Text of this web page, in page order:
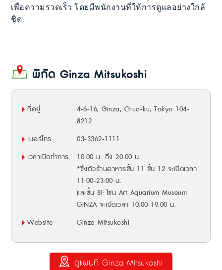
เพื่อความรวดเร็ว โดยมีพนักงานที่ให้การดูแลอย่างใกล้
ชิด
พิกัด Ginza Mitsukoshi
ที่อยู่
4-6-16, Ginza, Chuo-ku, Tokyo 104-
8212
เบอร์โทร
03-3362-1111
เวลาเปิดทำการ
10.00 น. ถึง 20.00 น
*ซึ่งตัวร้านอาหารชั้น 11 ชั้น 12 จะเปิดเวลา
11:00-23:00 น.
และชั้น 8F โซน Art Aquarium Museum
GINZA จะเปิดเวลา 10:00-19:00 น.
Website
Ginza Mitsukoshi
ดูแผนที่ Ginza Mitsukoshi